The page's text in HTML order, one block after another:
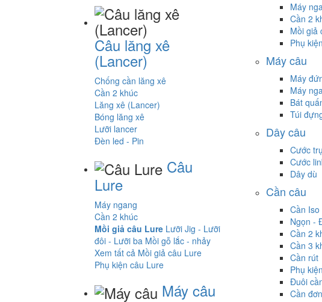
Câu lăng xê
(Lancer)
Chống cần lăng xê
Cần 2 khúc
Lăng xê (Lancer)
Bóng lăng xê
Lưỡi lancer
Đèn led - Pin
Câu
Lure
Máy ngang
Cần 2 khúc
Mồi giả câu Lure Lưỡi Jig - Lưỡi
đôi - Lưỡi ba Mồi gỗ lắc - nhảy
Xem tất cả Mồi giả câu Lure
Phụ kiện câu Lure
Máy câu
Máy
Cần 2
Mồi giả
Phụ
Máy câu
Máy
Máy
Bát
Túi
Dây câu
Cước
Cước
Dây dù
Cần câu
Cần Iso
Ngọn -
Cần 2
Cần 3
Cần rút
Phụ
Đuôi
Cần